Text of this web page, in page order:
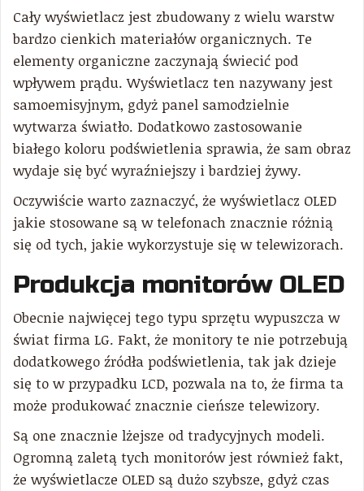
Cały wyświetlacz jest zbudowany z wielu warstw
bardzo cienkich materiałów organicznych. Te
elementy organiczne zaczynają świecić pod
wpływem prądu. Wyświetlacz ten nazywany jest
samoemisyjnym, gdyż panel samodzielnie
wytwarza światło. Dodatkowo zastosowanie
białego koloru podświetlenia sprawia, że sam obraz
wydaje się być wyraźniejszy i bardziej żywy.
Oczywiście warto zaznaczyć, że wyświetlacz OLED
jakie stosowane są w telefonach znacznie różnią
się od tych, jakie wykorzystuje się w telewizorach.
Produkcja monitorów OLED
Obecnie najwięcej tego typu sprzętu wypuszcza w
świat firma LG. Fakt, że monitory te nie potrzebują
dodatkowego źródła podświetlenia, tak jak dzieje
się to w przypadku LCD, pozwala na to, że firma ta
może produkować znacznie cieńsze telewizory.
Są one znacznie lżejsze od tradycyjnych modeli.
Ogromną zaletą tych monitorów jest również fakt,
że wyświetlacze OLED są dużo szybsze, gdyż czas